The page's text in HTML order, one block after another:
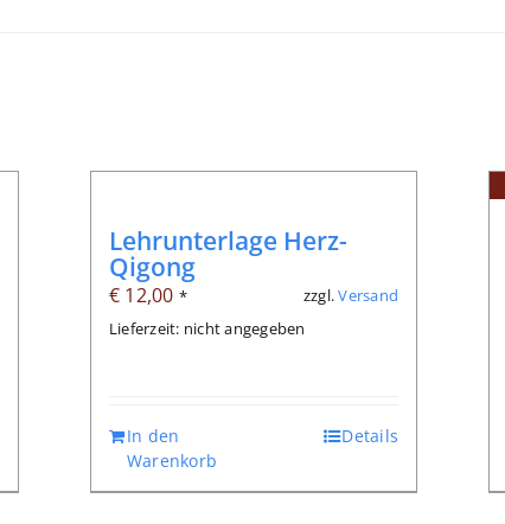
Lehrunterlage Herz-
Qigong
€ 12,00 * zzgl.Versand
Lieferzeit: nicht angegeben
In den
Warenkorb
Details